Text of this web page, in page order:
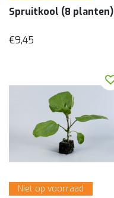
Spruitkool (8 planten)
€9,45
Niet op voorraad